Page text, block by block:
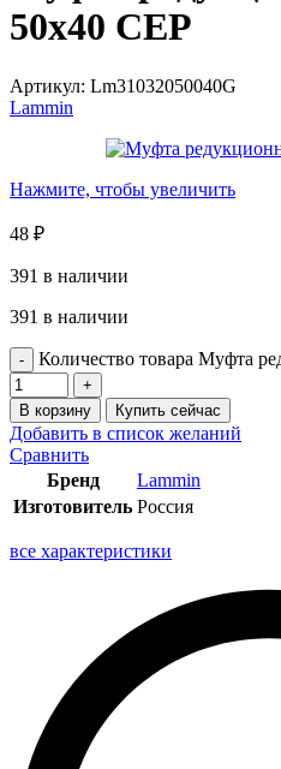
50х40 СЕР
Артикул: Lm31032050040G
Lammin
Нажмите, чтобы увеличить
48 ₽
391 в наличии
391 в наличии
Количество товара Муфта
В корзину Купить сейчас
Добавить в список желаний
Сравнить
Бренд
Lammin
Изготовитель Россия
все характеристики